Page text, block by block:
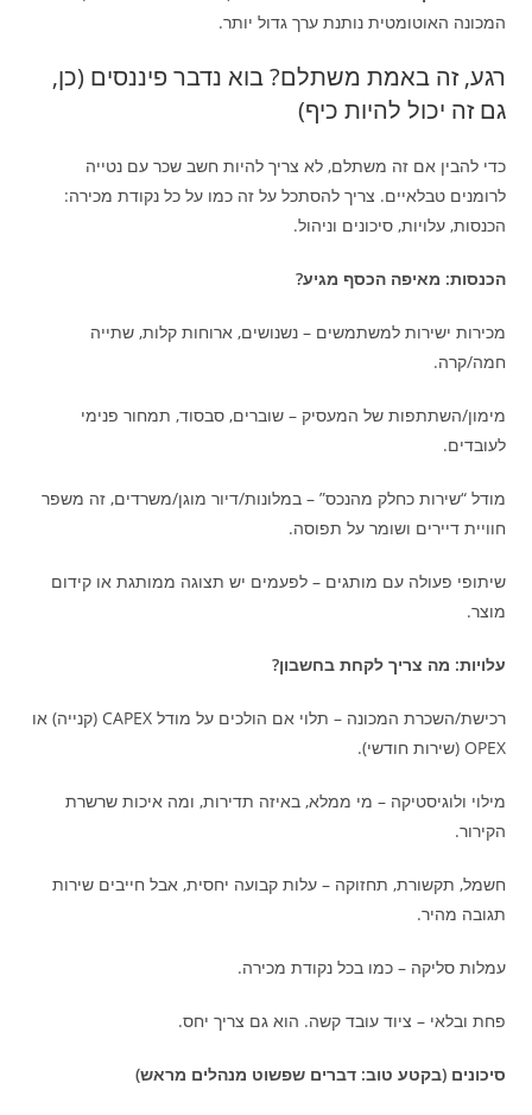
המכונה האוטומטית נותנת ערך גדול יותר.
רגע, זה באמת משתלם? בוא נדבר פיננסים (כן,
גם זה יכול להיות כיף)
כדי להבין אם זה משתלם, לא צריך להיות חשב שכר עם נטייה
לרומנים טבלאיים. צריך להסתכל על זה כמו על כל נקודת מכירה:
הכנסות, עלויות, סיכונים וניהול.
הכנסות: מאיפה הכסף מגיע?
מכירות ישירות למשתמשים – נשנושים, ארוחות קלות, שתייה
חמה/קרה.
מימון/השתתפות של המעסיק – שוברים, סבסוד, תמחור פנימי
לעובדים.
מודל “שירות כחלק מהנכס” – במלונות/דיור מוגן/משרדים, זה משפר
חוויית דיירים ושומר על תפוסה.
שיתופי פעולה עם מותגים – לפעמים יש תצוגה ממותגת או קידום
מוצר.
עלויות: מה צריך לקחת בחשבון?
רכישת/השכרת המכונה – תלוי אם הולכים על מודל CAPEX (קנייה) או
OPEX (שירות חודשי).
מילוי ולוגיסטיקה – מי ממלא, באיזה תדירות, ומה איכות שרשרת
הקירור.
חשמל, תקשורת, תחזוקה – עלות קבועה יחסית, אבל חייבים שירות
תגובה מהיר.
עמלות סליקה – כמו בכל נקודת מכירה.
פחת ובלאי – ציוד עובד קשה. הוא גם צריך יחס.
סיכונים (בקטע טוב: דברים שפשוט מנהלים מראש)